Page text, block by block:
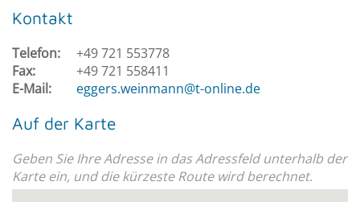
Kontakt
Telefon:
+49 721 553778
Fax:
+49 721 558411
E-Mail:
eggers.weinmann@t-online.de
Auf der Karte
Geben Sie Ihre Adresse in das Adressfeld unterhalb der
Karte ein, und die kürzeste Route wird berechnet.